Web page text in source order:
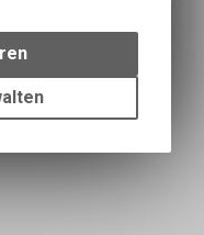
und
Ihrem Gerät,
Online-
beachten Sie,